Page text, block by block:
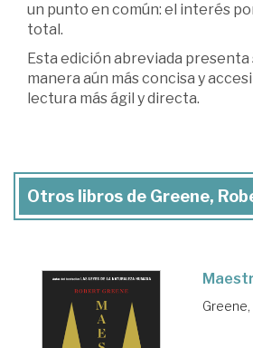
un punto en común: el interés
total.
Esta edición abreviada presenta
manera aún más concisa y
lectura más ágil y directa.
Otros libros de Greene,